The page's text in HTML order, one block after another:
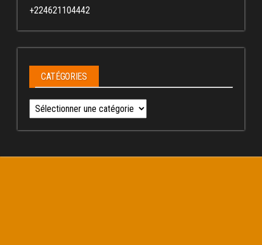
+224621104442
CATÉGORIES
Catégories